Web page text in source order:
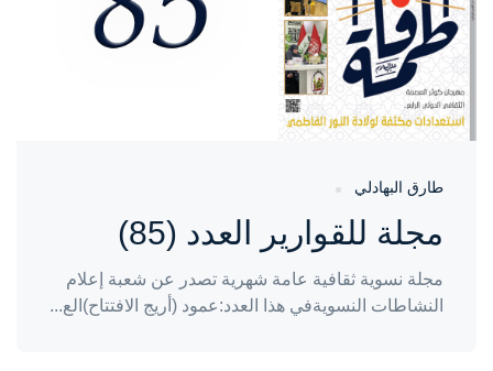
طارق البهادلي
مجلة للقوارير العدد (85)
مجلة نسوية ثقافية عامة شهرية تصدر عن شعبة إعلام
النشاطات النسويةفي هذا العدد:عمود (أريج الافتتاح)الع...